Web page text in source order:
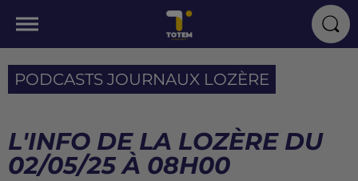
PODCASTS JOURNAUX LOZÈRE
L'INFO DE LA LOZÈRE DU
02/05/25 À 08H00